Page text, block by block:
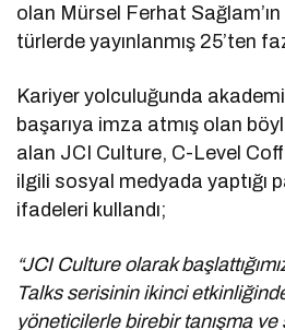
olan Mürsel Ferhat
türlerde yayınlanmış 25’ten
Kariyer yolculuğunda
başarıya imza atmış olan
alan JCI Culture, C-Level
ilgili sosyal medyada yaptığı
ifadeleri kullandı;
“JCI Culture olarak
Talks serisinin ikinci
yöneticilerle birebir tanışma ve